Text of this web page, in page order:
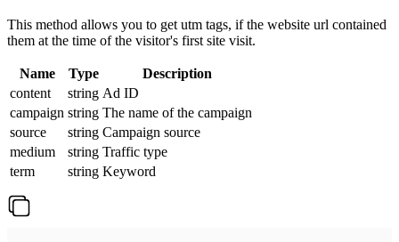
This method allows you to get utm tags, if the website url contained
them at the time of the visitor's first site visit.
Name Type
Description
content
string Ad ID
campaign string The name of the campaign
source
string Campaign source
medium
string Traffic type
term
string Keyword